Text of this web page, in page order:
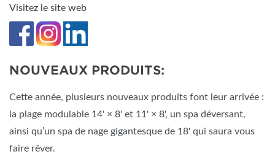
Visitez le site web
NOUVEAUX PRODUITS:
Cette année, plusieurs nouveaux produits font leur arrivée :
la plage modulable 14' × 8' et 11' × 8', un spa déversant,
ainsi qu’un spa de nage gigantesque de 18' qui saura vous
faire rêver.